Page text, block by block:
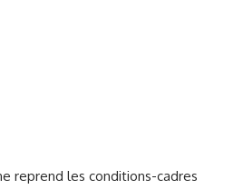
reprend les conditions-cadres